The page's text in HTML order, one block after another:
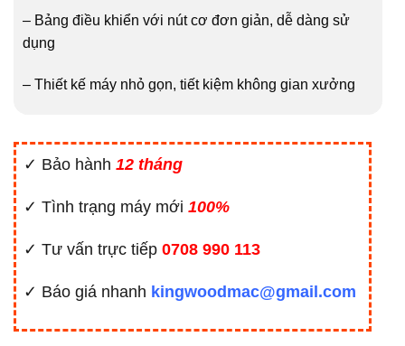
– Bảng điều khiển với nút cơ đơn giản, dễ dàng sử
dụng
– Thiết kế máy nhỏ gọn, tiết kiệm không gian xưởng
✓ Bảo hành 12 tháng
✓ Tình trạng máy mới 100%
✓ Tư vấn trực tiếp 0708 990 113
✓ Báo giá nhanh kingwoodmac@gmail.com